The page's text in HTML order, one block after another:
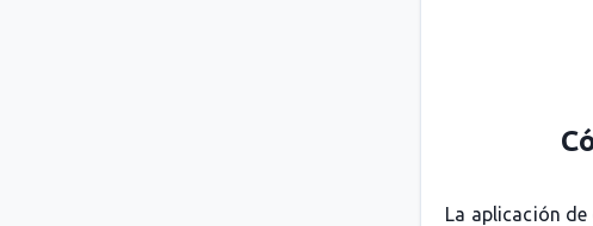
La aplicación de